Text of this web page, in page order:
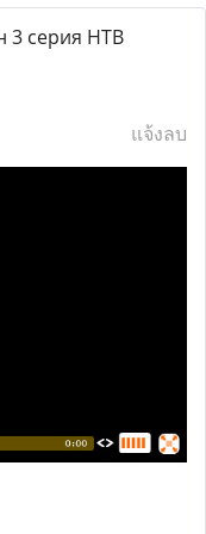
3 серия НТВ
แจ้งลบ